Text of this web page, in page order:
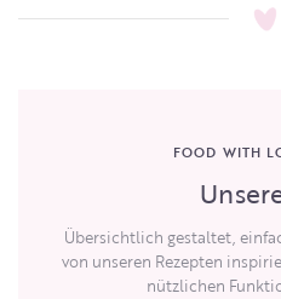
FOOD WITH
Übersichtlich gestaltet,
von unseren Rezepten
nützlichen